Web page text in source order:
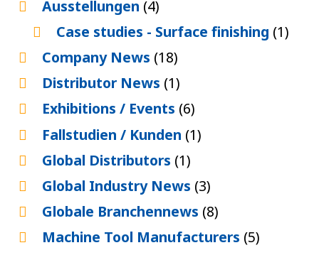
Ausstellungen (4)
Case studies - Surface finishing (1)
Company News (18)
Distributor News (1)
Exhibitions / Events (6)
Fallstudien / Kunden (1)
Global Distributors (1)
Global Industry News (3)
Globale Branchennews (8)
Machine Tool Manufacturers (5)